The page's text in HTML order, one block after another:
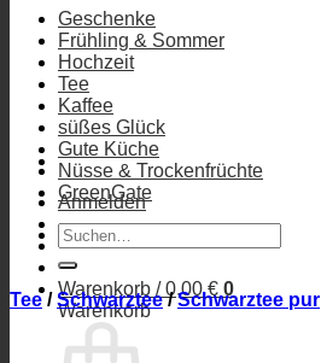
Anmelden
Warenkorb /0,00€ 0
Warenkorb
Geschenke
Frühling & Sommer
Hochzeit
Tee
Kaffee
süßes Glück
Gute Küche
Nüsse & Trockenfrüchte
GreenGate
Suchen
nach:
Tee / Schwarztee / Schwarztee pur